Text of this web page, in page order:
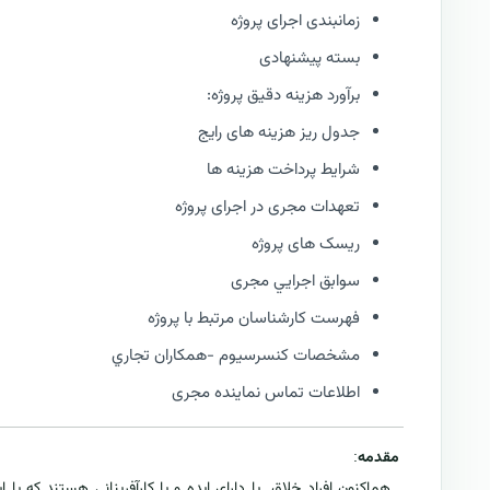
زمانبندی اجرای پروژه
بسته پیشنهادی
برآورد هزینه دقیق پروژه:
جدول ریز هزینه های رایج
شرایط پرداخت هزینه ها
تعهدات مجری در اجرای پروژه
ریسک های پروژه
سوابق اجرايي مجری
فهرست كارشناسان مرتبط با پروژه
مشخصات كنسرسيوم -همكاران تجاري
اطلاعات تماس نماینده مجری
مقدمه: